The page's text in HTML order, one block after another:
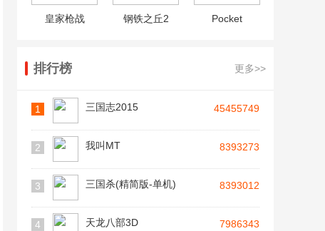
皇家枪战 钢铁之丘2 Pocket
排行榜 更多>>
1 三国志2015 45455749
2 我叫MT 8393273
3 三国杀(精简版-单机) 8393012
4 天龙八部3D 7986343